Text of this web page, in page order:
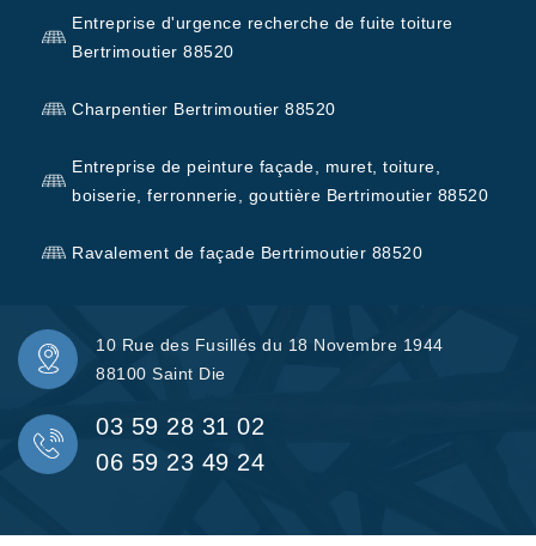
Entreprise d'urgence recherche de fuite toiture
Bertrimoutier 88520
Charpentier Bertrimoutier 88520
Entreprise de peinture façade, muret, toiture,
boiserie, ferronnerie, gouttière Bertrimoutier 88520
Ravalement de façade Bertrimoutier 88520
10 Rue des Fusillés du 18 Novembre 1944
88100 Saint Die
03 59 28 31 02
06 59 23 49 24